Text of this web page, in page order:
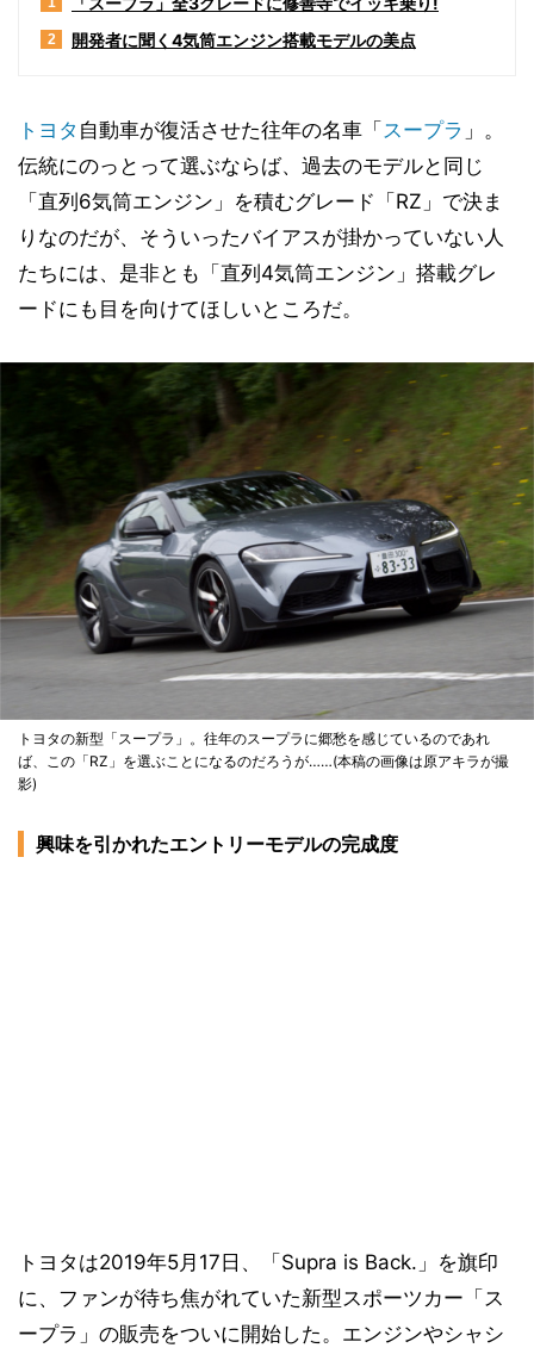
2 開発者に聞く4気筒エンジン搭載モデルの美点
トヨタ 自動車が復活させた往年の名車「 スープラ 」。
伝統にのっとって選ぶならば、過去のモデルと同じ
「直列6気筒エンジン」を積むグレード「RZ」で決ま
りなのだが、そういったバイアスが掛かっていない人
たちには、是非とも「直列4気筒エンジン」搭載グレ
ードにも目を向けてほしいところだ。
トヨタの新型「スープラ」。往年のスープラに郷愁を感じているのであれ
ば、この「RZ」を選ぶことになるのだろうが……(本稿の画像は原アキラが撮
影)
興味を引かれたエントリーモデルの完成度
トヨタは2019年5月17日、「Supra is Back.」を旗印
に、ファンが待ち焦がれていた新型スポーツカー「ス
ープラ」の販売をついに開始した。エンジンやシャシ